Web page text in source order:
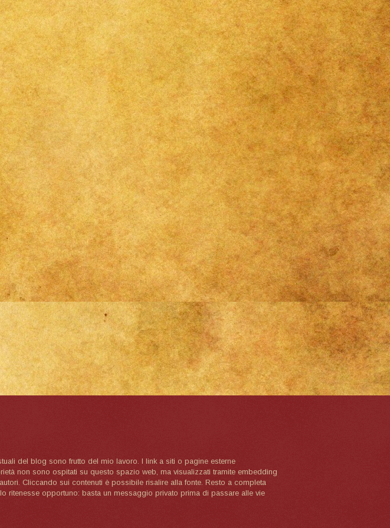
del blog sono frutto del mio lavoro. I link a siti o pagine esterne
non sono ospitati su questo spazio web, ma visualizzati tramite embedding
Cliccando sui contenuti è possibile risalire alla fonte. Resto a completa
ritenesse opportuno: basta un messaggio privato prima di passare alle vie